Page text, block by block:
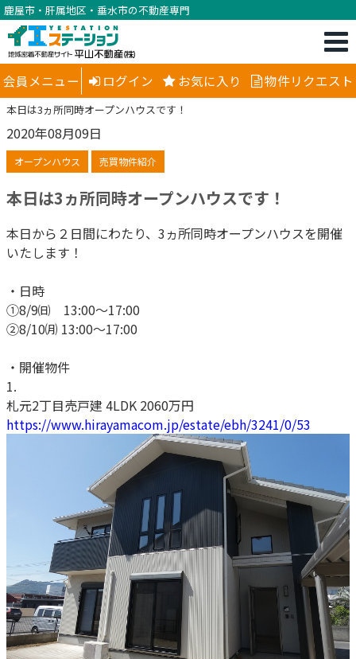
鹿屋市・肝属地区・垂水市の不動産専門
会員メニュー ログイン お気に入り 物件リクエスト
本日は3ヵ所同時オープンハウスです！
2020年08月09日
オープンハウス 売買物件紹介
本日は3ヵ所同時オープンハウスです！
本日から２日間にわたり、3ヵ所同時オープンハウスを開催
いたします！
・日時
①8/9㈰ 13:00～17:00
②8/10㈪ 13:00～17:00
・開催物件
1.
札元2丁目売戸建 4LDK 2060万円
https://www.hirayamacom.jp/estate/ebh/3241/0/53